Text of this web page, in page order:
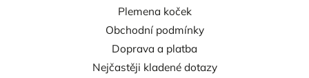
Plemena koček
Obchodní podmínky
Doprava a platba
Nejčastěji kladené dotazy